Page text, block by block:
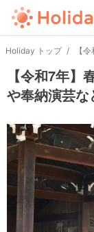
Holiday トップ 【
【令和7年
や奉納演芸な